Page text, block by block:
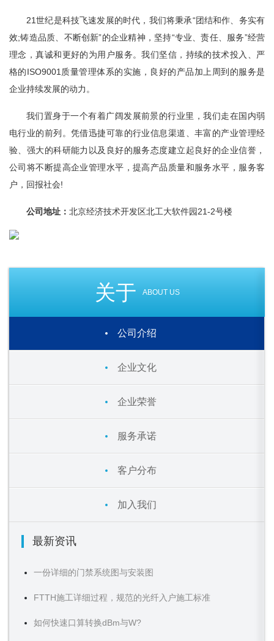
关于 ABOUT US
公司介绍
企业文化
企业荣誉
服务承诺
客户分布
加入我们
最新资讯
一份详细的门禁系统图与安装图
FTTH施工详细过程，规范的光纤入户施工标准
如何快速口算转换dBm与W?
21世纪是科技飞速发展的时代，我们将秉承“团结和作、务实有
效;铸造品质、不断创新”的企业精神，坚持“专业、责任、服务”经营
理念，真诚和更好的为用户服务。我们坚信，持续的技术投入、严
格的ISO9001质量管理体系的实施，良好的产品加上周到的服务是
企业持续发展的动力。
我们置身于一个有着广阔发展前景的行业里，我们走在国内弱
电行业的前列。凭借迅捷可靠的行业信息渠道、丰富的产业管理经
验、强大的科研能力以及良好的服务态度建立起良好的企业信誉，
公司将不断提高企业管理水平，提高产品质量和服务水平，服务客
户，回报社会!
公司地址： 北京经济技术开发区北工大软件园21-2号楼